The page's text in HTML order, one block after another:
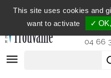
du
de 14h
04 66

This site uses cookies and
want to activate
✓